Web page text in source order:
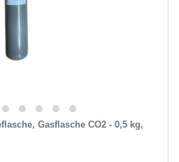
Gasflasche CO2 - 0,5 kg,